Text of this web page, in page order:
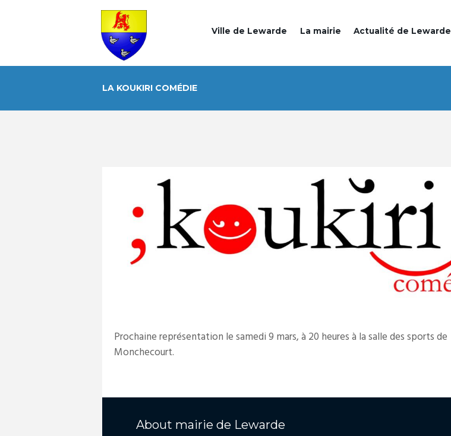
Ville de Lewarde La mairie Actualité de Lewarde
LA KOUKIRI COMÉDIE
Prochaine représentation le samedi 9 mars, à 20 heures à la salle des sports de
Monchecourt.
About mairie de Lewarde